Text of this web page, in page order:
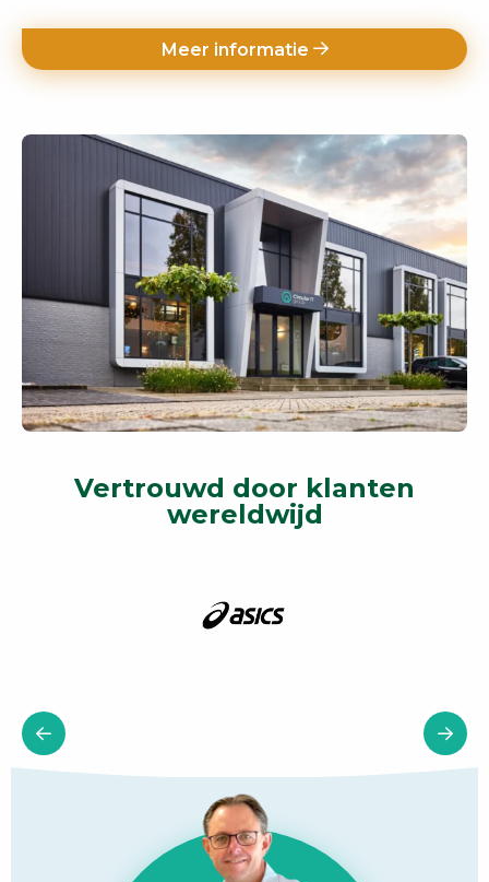
Meer informatie
Vertrouwd door klanten
wereldwijd